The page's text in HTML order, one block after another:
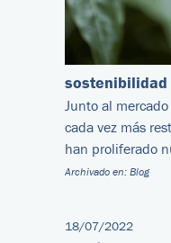
sostenibilidad
Junto al
cada vez más
han proliferado
Archivado en: Blog
18/07/2022